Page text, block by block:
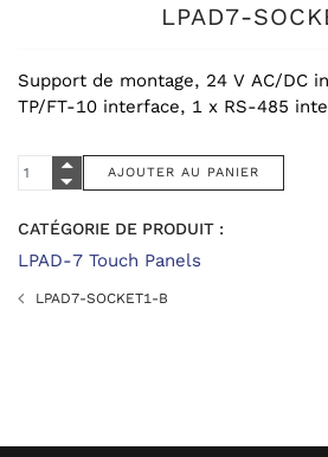
LPAD7-
Support de montage, 24 V AC/DC
TP/FT-10 interface, 1 x RS-485
CATÉGORIE DE PRODUIT :
LPAD-7 Touch Panels
LPAD7-SOCKET1-B